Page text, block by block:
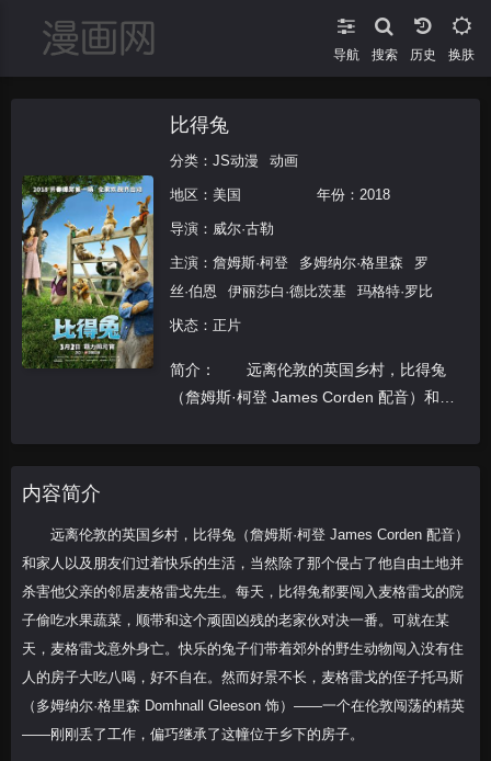
导航 搜索 换肤
比得兔
分类： JS动漫 动画
地区： 美国 年份： 2018
导演： 威尔·古勒
主演： 詹姆斯·柯登 多姆纳尔·格里森
罗
丝·伯恩
伊丽莎白·德比茨基 玛格特·罗比
状态：正片
简介： 远离伦敦的英国乡村，比得兔
（詹姆斯·柯登 James Corden 配音）和家
内容简介
远离伦敦的英国乡村，比得兔（詹姆斯·柯登 James Corden 配音）
和家人以及朋友们过着快乐的生活，当然除了那个侵占了他自由土地并
杀害他父亲的邻居麦格雷戈先生。每天，比得兔都要闯入麦格雷戈的院
子偷吃水果蔬菜，顺带和这个顽固凶残的老家伙对决一番。可就在某
天，麦格雷戈意外身亡。快乐的兔子们带着郊外的野生动物闯入没有住
人的房子大吃八喝，好不自在。然而好景不长，麦格雷戈的侄子托马斯
（多姆纳尔·格里森 Domhnall Gleeson 饰）——一个在伦敦闯荡的精英
——刚刚丢了工作，偏巧继承了这幢位于乡下的房子。